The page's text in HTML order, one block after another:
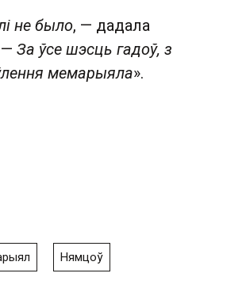
не было, — дадала
За ўсе шэсць гадоў, з
мемарыяла».
Нямцоў